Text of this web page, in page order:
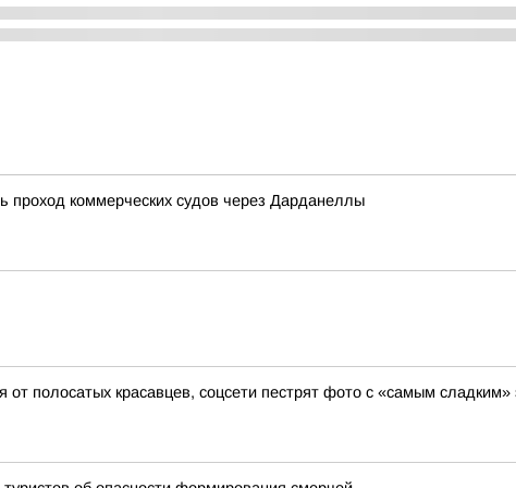
проход коммерческих судов через Дарданеллы
от полосатых красавцев, соцсети пестрят фото с «самым